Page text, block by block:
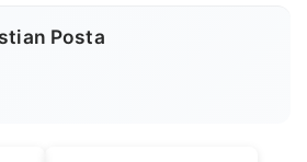
Posta